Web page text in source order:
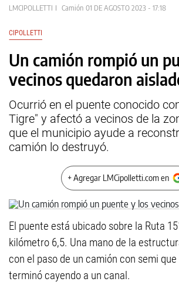
LMCIPOLLETTI Camión 01 DE AGOSTO 2023 - 17:18
CIPOLLETTI
Un camión rompió un
vecinos quedaron
Ocurrió en el puente conocido
Tigre" y afectó a vecinos de la
que el municipio ayude a
camión lo destruyó.
+ Agregar LMCipolletti.com en
El puente está ubicado sobre la Ruta
kilómetro 6,5. Una mano de la
con el paso de un camión con semi
terminó cayendo a un canal.